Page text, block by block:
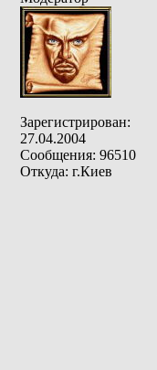
Зарегистрирован:
27.04.2004
Сообщения: 96510
Откуда: г.Киев